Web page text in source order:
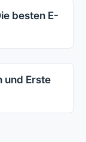
besten E-
und Erste